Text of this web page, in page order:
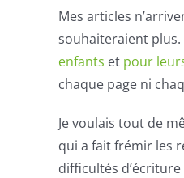
Mes articles
souhaiteraient plus.
enfants et pour
chaque page ni
Je voulais tout de
qui a fait frémir les
difficultés d’écriture